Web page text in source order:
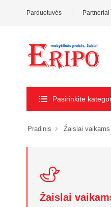
Parduotuvės Partneriai
Pasirinkite
Pradinis Žaislai vaikams
Žaislai